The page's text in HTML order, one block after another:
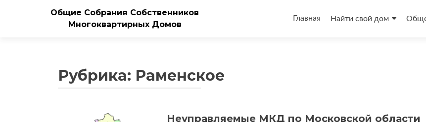
Общие Собрания Собственников
Многоквартирных Домов
кГлавная Найти свой дом
Рубрика: Раменское
Неуправляемые МКД по Московской области